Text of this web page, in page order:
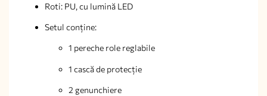
Roti: PU, cu lumină LED
Setul conține:
1 pereche role reglabile
1 cască de protecție
2 genunchiere